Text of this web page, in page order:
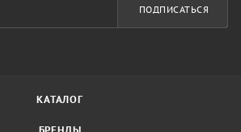
ПОДПИСАТЬСЯ
КАТАЛОГ